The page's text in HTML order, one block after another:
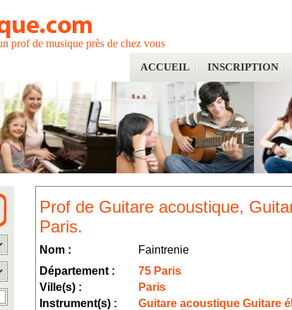
prof de musique près de chez vous
ACCUEIL INSCRIPTION
Prof de Guitare acoustique,
Paris.
Nom :
Faintrenie
Département :
75 Paris
Ville(s) :
Paris
Instrument(s) :
Guitare acoustique Guitare